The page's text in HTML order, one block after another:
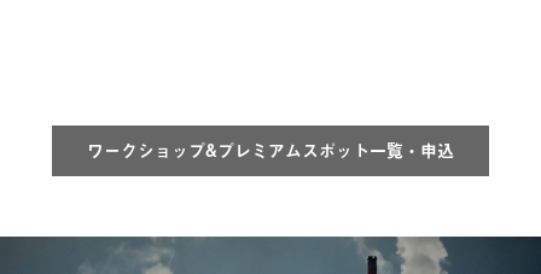
ワークショップ&プレミアムスポット一覧・申込